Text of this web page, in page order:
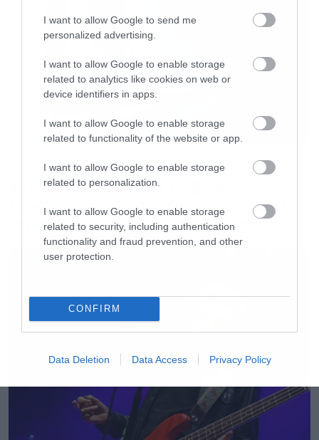
I want to allow Google to send me
personalized advertising.
I want to allow Google to enable storage
related to analytics like cookies on web or
device identifiers in apps.
I want to allow Google to enable storage
related to functionality of the website or app.
I want to allow Google to enable storage
related to personalization.
I want to allow Google to enable storage
related to security, including authentication
functionality and fraud prevention, and other
user protection.
CONFIRM
Data Deletion Data Access Privacy Policy
στάδια της επιλογής παικτών ,
αντιπροσωπεύουν όλους εμάς που τραγουδάμε
στο μπάνιο μας, μπροστά στον καθρέπτη
κάνοντας την χτένα ή το μπουκάλι του
αποσμητικού μικρόφωνο. Όλους εμάς που
παρακολουθούμε συναυλίες και φανταζόμαστε
τον εαυτό μας στην θέση του καλλιτέχνη, τον
επαγγελματία που ψάχνει τρόπο να διευρύνει
το κοινό του και να φτάσει η δημιουργία του σε
όσο περισσότερα αυτιά είναι δυνατό. Όλους
δεν δοκιμάσαμε ποτέ να κεντρίσουμε λίγο την
τύχη μας, εξαιτίας του φόβου της προβολής και
της δημοσιότητας.
Είναι γεγονός πως δεν είναι όλοι οι
διαγωνιζόμενοι αξιόλογοι. Πολύ εύκολα
μπορούμε να θυμηθούμε κάποιες από τις
Movies
The X-Files: I Want to Believe –
Επιστρέφει με director’s cut που
υπόσχεται περισσότερο τρόμο